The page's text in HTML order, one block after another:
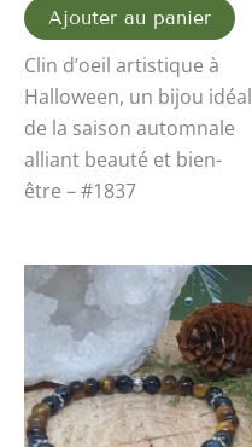
Ajouter au panier
Clin d’oeil artistique à
Halloween, un bijou idéal
de la saison automnale
alliant beauté et bien-
être – #1837